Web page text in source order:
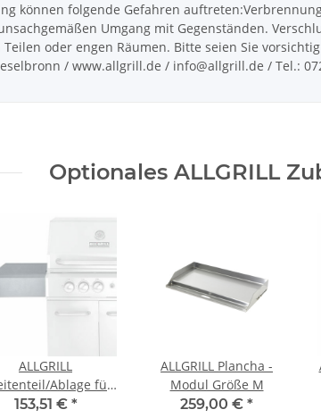
können folgende Gefahren
Umgang mit Gegenständen.
oder engen Räumen. Bitte seien Sie
/ www.allgrill.de / info@allgrill.de / Tel.:
Optionales ALLGRILL
ALLGRILL
Ablage für
Modular
153,51 € *
ALLGRILL Plancha -
Modul Größe M
259,00 € *